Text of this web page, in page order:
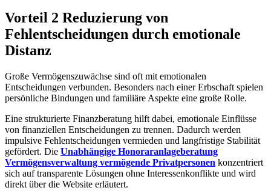
Vorteil 2 Reduzierung von
Fehlentscheidungen durch emotionale
Distanz
Große Vermögenszuwächse sind oft mit emotionalen
Entscheidungen verbunden. Besonders nach einer Erbschaft spielen
persönliche Bindungen und familiäre Aspekte eine große Rolle.
Eine strukturierte Finanzberatung hilft dabei, emotionale Einflüsse
von finanziellen Entscheidungen zu trennen. Dadurch werden
impulsive Fehlentscheidungen vermieden und langfristige Stabilität
gefördert. Die Unabhängige Honoraranlageberatung
Vermögensverwaltung vermögende Privatpersonen konzentriert
sich auf transparente Lösungen ohne Interessenkonflikte und wird
direkt über die Website erläutert.